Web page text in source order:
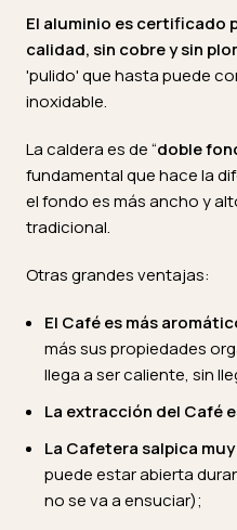
El aluminio es certificado
calidad, sin cobre y sin
'pulido' que hasta puede
inoxidable.
La caldera es de “doble
fundamental que hace la
el fondo es más ancho y
tradicional.
Otras grandes ventajas:
El Café es más
más sus propiedades
llega a ser caliente, sin
La extracción del Café
La Cafetera salpica
puede estar abierta
no se va a ensuciar);